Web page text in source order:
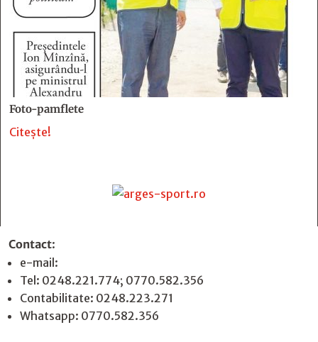
Foto-pamflete
Citește!
Contact:
e-mail:
Tel: 0248.221.774; 0770.582.356
Contabilitate: 0248.223.271
Whatsapp: 0770.582.356